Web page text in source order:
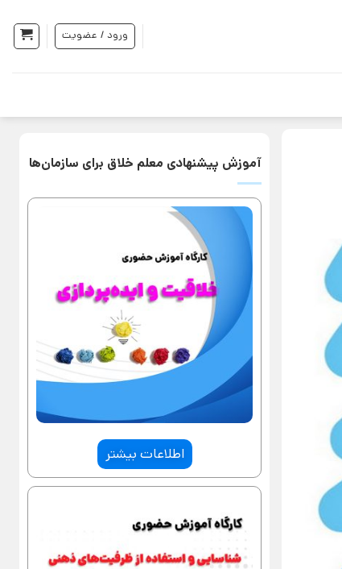
ورود / عضویت
آموزش پیشنهادی معلم خلاق برای سازمان‌ها
اطلاعات بیشتر